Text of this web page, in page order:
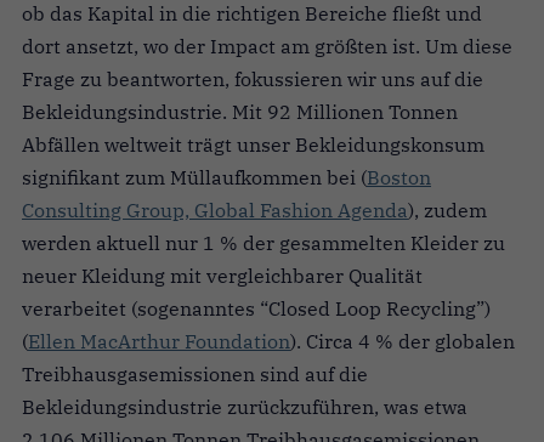
ob das Kapital in die richtigen Bereiche fließt und
dort ansetzt, wo der Impact am größten ist. Um diese
Frage zu beantworten, fokussieren wir uns auf die
Bekleidungsindustrie. Mit 92 Millionen Tonnen
Abfällen weltweit trägt unser Bekleidungskonsum
signifikant zum Müllaufkommen bei (Boston
Consulting Group, Global Fashion Agenda), zudem
werden aktuell nur 1 % der gesammelten Kleider zu
neuer Kleidung mit vergleichbarer Qualität
verarbeitet (sogenanntes “Closed Loop Recycling”)
(Ellen MacArthur Foundation). Circa 4 % der globalen
Treibhausgasemissionen sind auf die
Bekleidungsindustrie zurückzuführen, was etwa